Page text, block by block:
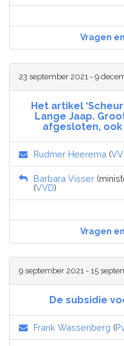
Vragen
23 september 2021 - 9
Het artikel
Lange Jaap.
afgesloten, ook
Rudmer Heerema (
Barbara Visser
(VVD)
Vragen
9 september 2021 - 15
De subsidie
Frank Wassenberg (